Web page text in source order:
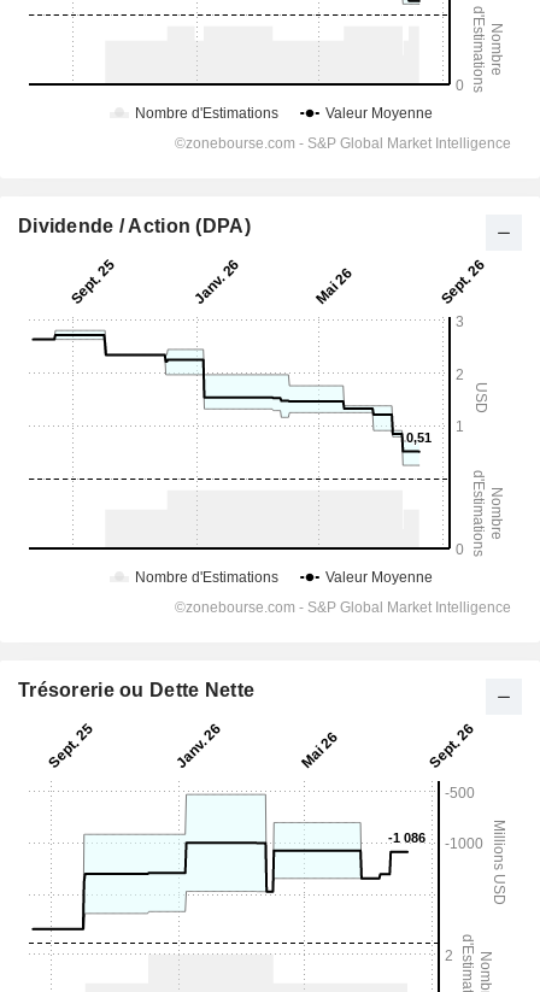
Dividende / Action (DPA)
Trésorerie ou Dette Nette